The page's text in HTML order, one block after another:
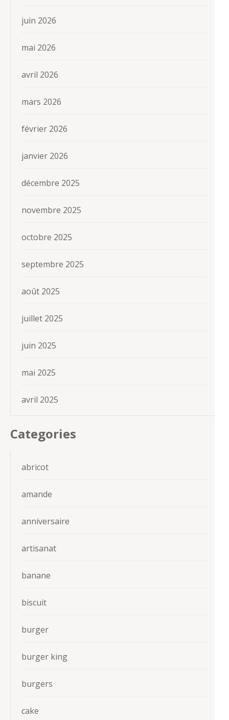
juin 2026
mai 2026
avril 2026
mars 2026
février 2026
janvier 2026
décembre 2025
novembre 2025
octobre 2025
septembre 2025
août 2025
juillet 2025
juin 2025
mai 2025
avril 2025
Categories
abricot
amande
anniversaire
artisanat
banane
biscuit
burger
burger king
burgers
cake